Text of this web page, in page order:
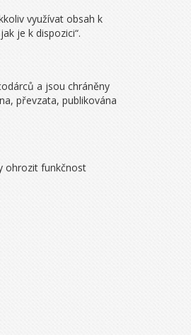
využívat obsah k
je k dispozici“.
a jsou chráněny
převzata, publikována
ohrozit funkčnost